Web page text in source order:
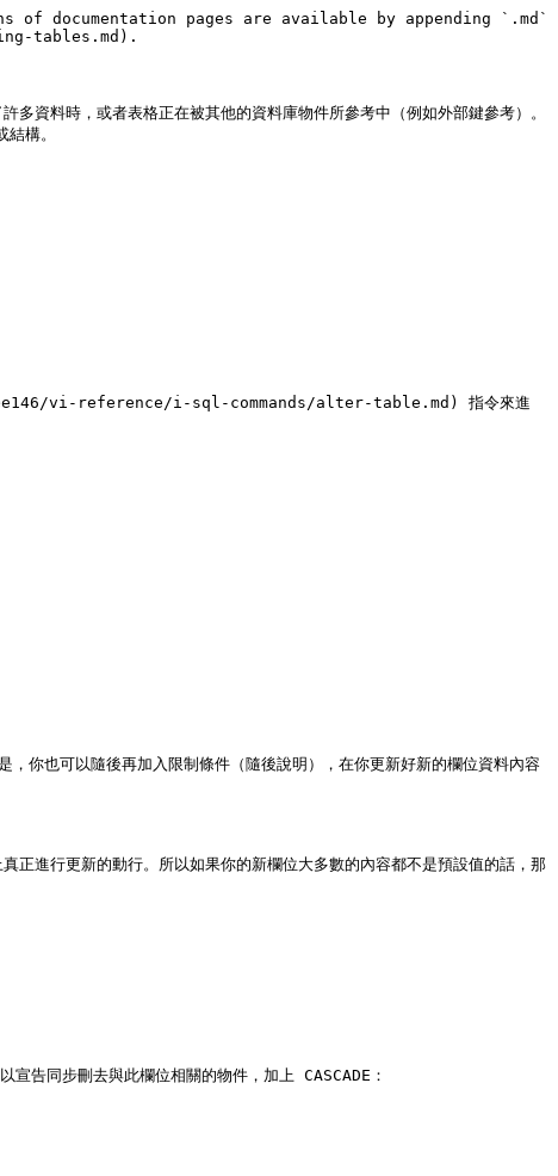
documentation pages are available by appending `.md`
tables.md).
資料時，或者表格正在被其他的資料庫物件所參考中（例如外部鍵參考）。
構。
vi-reference/i-sql-commands/alter-table.md) 指令來進
你也可以隨後再加入限制條件（隨後說明），在你更新好新的欄位資料內容
進行更新的動行。所以如果你的新欄位大多數的內容都不是預設值的話，那
告同步刪去與此欄位相關的物件，加上 CASCADE：